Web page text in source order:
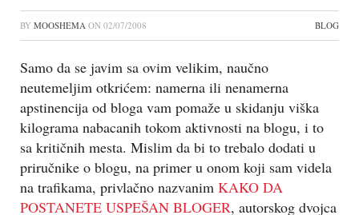
BY MOOSHEMA ON 02/07/2008 BLOG
Samo da se javim sa ovim velikim, naučno
neutemeljim otkrićem: namerna ili nenamerna
apstinencija od bloga vam pomaže u skidanju viška
kilograma nabacanih tokom aktivnosti na blogu, i to
sa kritičnih mesta. Mislim da bi to trebalo dodati u
priručnike o blogu, na primer u onom koji sam videla
na trafikama, privlačno nazvanim KAKO DA
POSTANETE USPEŠAN BLOGER, autorskog dvojca